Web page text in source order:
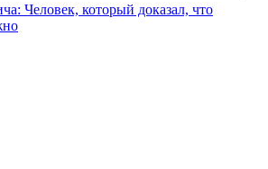
Человек, который доказал, что